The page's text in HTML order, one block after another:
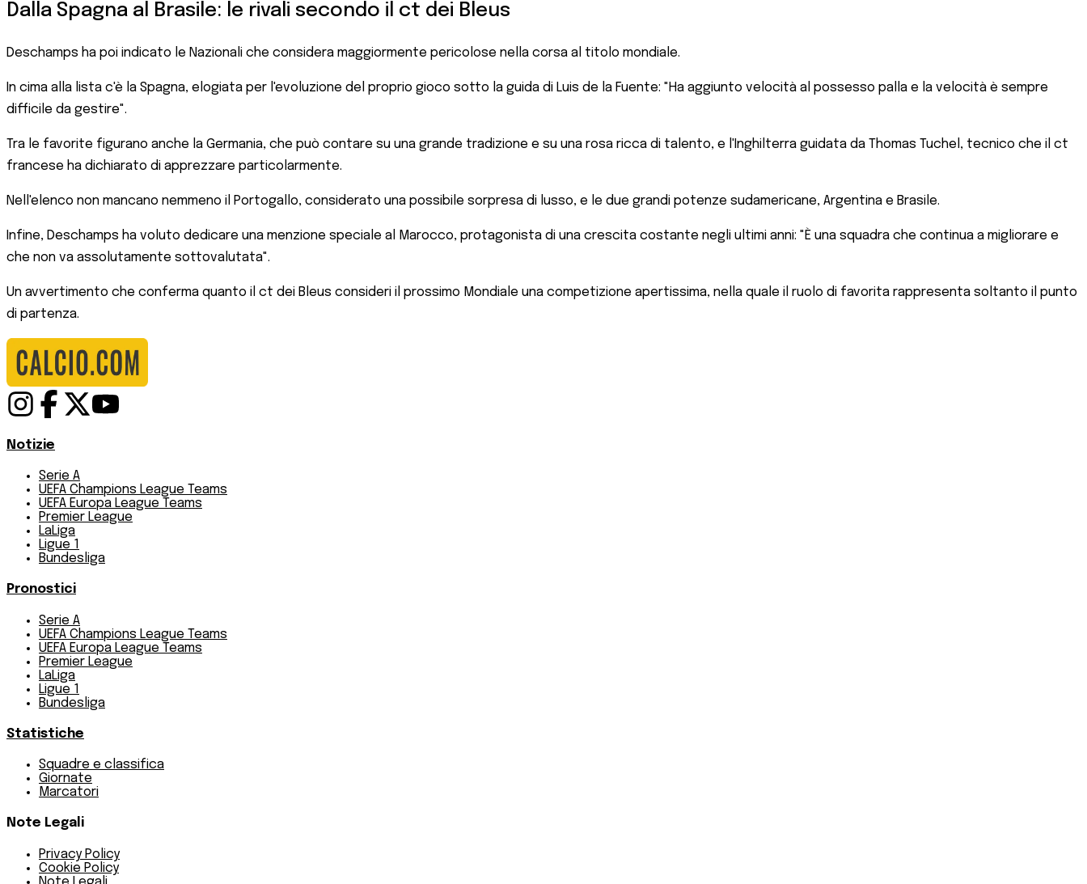
Dalla Spagna al Brasile: le rivali secondo il ct dei Bleus
Deschamps ha poi indicato le Nazionali che considera maggiormente pericolose nella corsa al titolo mondiale.
In cima alla lista c'è la Spagna, elogiata per l'evoluzione del proprio gioco sotto la guida di Luis de la Fuente: "Ha aggiunto velocità al possesso palla e la velocità è sempre
difficile da gestire".
Tra le favorite figurano anche la Germania, che può contare su una grande tradizione e su una rosa ricca di talento, e l'Inghilterra guidata da Thomas Tuchel, tecnico che il ct
francese ha dichiarato di apprezzare particolarmente.
Nell'elenco non mancano nemmeno il Portogallo, considerato una possibile sorpresa di lusso, e le due grandi potenze sudamericane, Argentina e Brasile.
Infine, Deschamps ha voluto dedicare una menzione speciale al Marocco, protagonista di una crescita costante negli ultimi anni: "È una squadra che continua a migliorare e
che non va assolutamente sottovalutata".
Un avvertimento che conferma quanto il ct dei Bleus consideri il prossimo Mondiale una competizione apertissima, nella quale il ruolo di favorita rappresenta soltanto il punto
di partenza.
Notizie
Serie A
UEFA Champions League Teams
UEFA Europa League Teams
Premier League
LaLiga
Ligue 1
Bundesliga
Pronostici
Serie A
UEFA Champions League Teams
UEFA Europa League Teams
Premier League
LaLiga
Ligue 1
Bundesliga
Statistiche
Squadre e classifica
Giornate
Marcatori
Note Legali
Privacy Policy
Cookie Policy